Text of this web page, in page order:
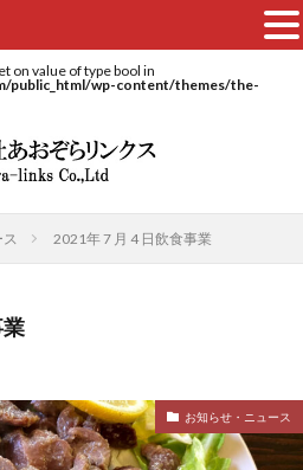
on value of type bool in
public_html/wp-content/themes/the-
2021年 7 月 4 日飲食事業
お知らせ・ニュース